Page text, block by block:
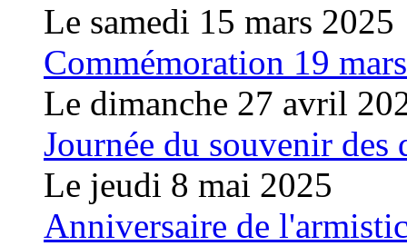
Le samedi 15 mars 2025
Commémoration 19
Le dimanche 27 avril
Journée du souvenir des
Le jeudi 8 mai 2025
Anniversaire de